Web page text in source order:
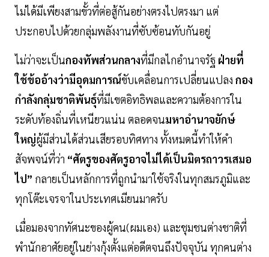
ไม่ได้มีเพียงสามขั้วที่ต่อสู้กันอย่างตรงไปตรงมา แต่
ประกอบไปด้วยกลุ่มพลังงานที่ซับซ้อนทับกันอยู่
ไม่ว่าจะเป็นกองทัพส่วนกลางที่มีกลไกอำนาจรัฐ ฝ่ายที่
ใช้ข้ออ้างว่ามีอุดมการณ์ขับเคลื่อนการเปลี่ยนแปลง กอง
กำลังกลุ่มชาติพันธุ์ที่มีเขตอิทธิพลและความต้องการใน
ระดับท้องถิ่นที่เหนียวแน่น ตลอดจนมหาอำนาจยักษ์
ใหญ่ผู้มีส่วนได้ส่วนเสียรอบทิศทาง ทั้งหมดนี้ทำให้คำ
สัจพจน์ที่ว่า “ศัตรูของศัตรูอาจไม่ได้เป็นมิตรถาวรเสมอ
ไป” กลายเป็นหลักการที่ถูกนำมาใช้จริงในทุกสมรภูมิและ
ทุกโต๊ะเจรจาในประเทศเมียนมาครับ
เมื่อมองจากทัศนะของผู้คน(ผมเอง) และชุมชนต่างชาติที่
พำนักอาศัยอยู่ในย่างกุ้งตั้งแต่อดีตจนถึงปัจจุบัน ทุกคนต่าง